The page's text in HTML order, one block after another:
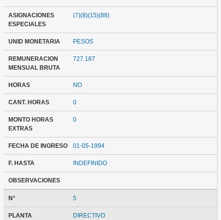
ASIGNACIONES
ESPECIALES
(7)(8)(15)(88)
UNID MONETARIA PESOS
REMUNERACION
MENSUAL BRUTA
727.187
HORAS NO
CANT. HORAS 0
MONTO HORAS
EXTRAS
0
FECHA DE INGRESO 01-05-1994
F. HASTA INDEFINIDO
OBSERVACIONES
N° 5
PLANTA DIRECTIVO